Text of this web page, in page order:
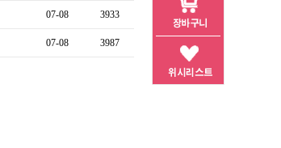
07-08 3933
07-08 3987